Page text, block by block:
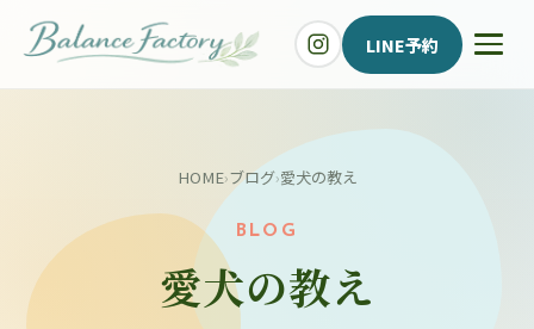
LINE予約
HOME›ブログ›愛犬の教え
BLOG
愛犬の教え